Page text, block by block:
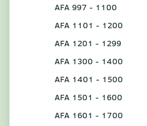
AFA 997 - 1100
AFA 1101 - 1200
AFA 1201 - 1299
AFA 1300 - 1400
AFA 1401 - 1500
AFA 1501 - 1600
AFA 1601 - 1700